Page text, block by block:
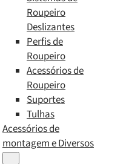
Roupeiro
Deslizantes
Perfis de
Roupeiro
Acessórios de
Roupeiro
Suportes
Tulhas
Acessórios de
montagem e Diversos